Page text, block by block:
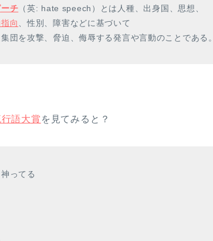
チ （英: hate speech）とは人種、出身国、思想、
向
、性別、障害などに基づいて
団を攻撃、脅迫、侮辱する発言や言動のことである。
語大賞 を見てみると？
ってる